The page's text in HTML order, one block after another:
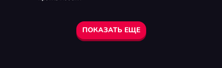
ПОКАЗАТЬ ЕЩЕ